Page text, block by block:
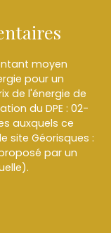
moyen
pour un
de l'énergie de
du DPE : 02-
auxquels ce
site Géorisques :
par un